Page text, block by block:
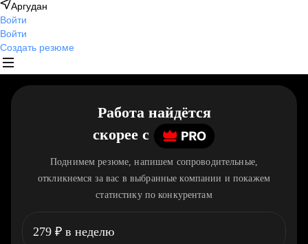
Аргудан
Войти
Войти
Создать резюме
Работа найдётся
скорее c
Поднимем резюме, напишем сопроводительные,
откликнемся за вас в выбранные компании и покажем
статистику по конкурентам
279 ₽ в неделю